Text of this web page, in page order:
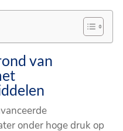
van
onder hoge druk op